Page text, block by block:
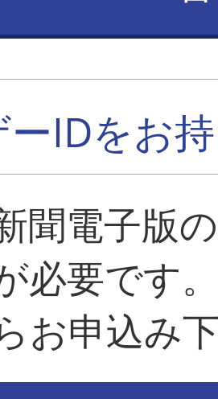
IDをお
聞電子版
必要です
お申込み